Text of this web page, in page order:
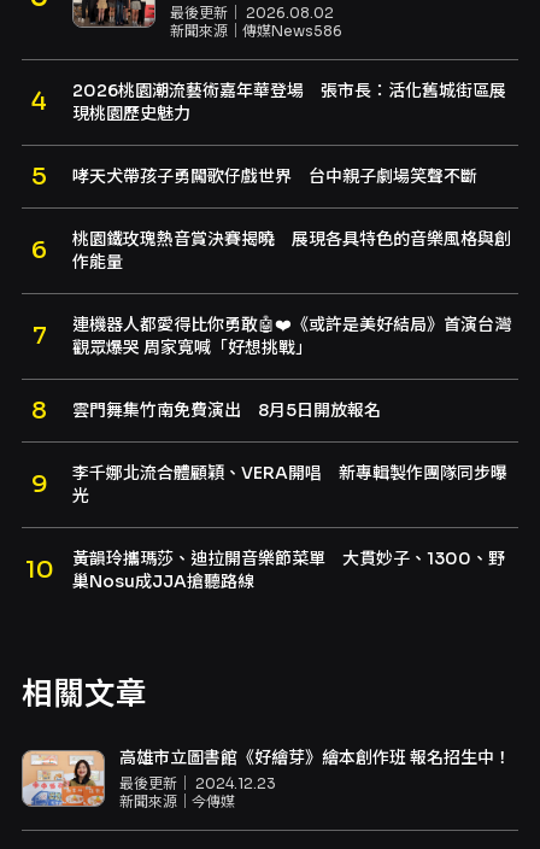
最後更新｜ 2026.08.02
新聞來源｜ 傳媒News586
2026桃園潮流藝術嘉年華登場 張市長：活化舊城街區展
現桃園歷史魅力
哮天犬帶孩子勇闖歌仔戲世界 台中親子劇場笑聲不斷
桃園鐵玫瑰熱音賞決賽揭曉 展現各具特色的音樂風格與創
作能量
連機器人都愛得比你勇敢🤖❤️《或許是美好結局》首演台灣
觀眾爆哭 周家寬喊「好想挑戰」
雲門舞集竹南免費演出 8月5日開放報名
李千娜北流合體顧穎、VERA開唱 新專輯製作團隊同步曝
光
黃韻玲攜瑪莎、迪拉開音樂節菜單 大貫妙子、1300、野
巢Nosu成JJA搶聽路線
相關文章
高雄市立圖書館《好繪芽》繪本創作班 報名招生中！
最後更新｜ 2024.12.23
新聞來源｜ 今傳媒